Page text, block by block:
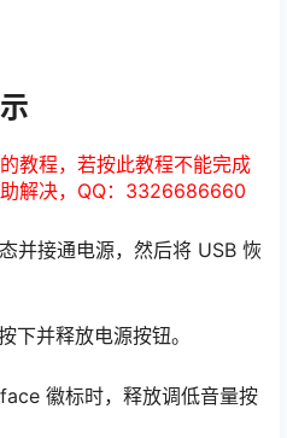
教程，若按此教程不能完成
解决，QQ：3326686660
并接通电源，然后将 USB 恢
下并释放电源按钮。
徽标时，释放调低音量按